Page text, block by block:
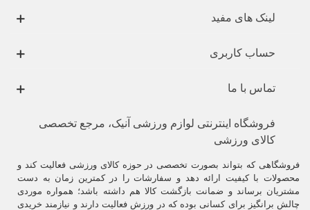
لینک های مفید
حساب کاربری
تماس با ما
فروشگاه اینترنتی لوازم ورزشی آنیک، مرجع تخصصی
کالای ورزشی
فروشگاهی که بتواند بصورت تخصصی در حوزه کالای ورزشی فعالیت کند و
محصولات با کیفیت ارائه دهد و سفارشات را در کمترین زمان به دست
مشتریان برساند و ضمانت بازگشت کالا هم داشته باشد؛ همواره موردی
چالش برانگیز برای کسانی بوده که در ورزش فعالیت دارند و نیازمند خریدی